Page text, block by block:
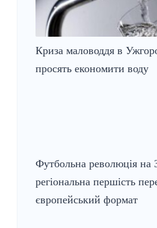
Криза маловоддя в
просять економити воду
Футбольна революція на
регіональна першість
європейський формат